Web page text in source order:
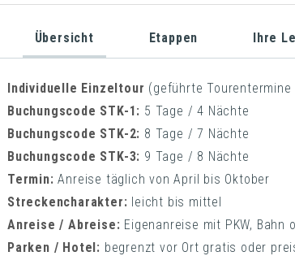
Übersicht Etappen Ihre
Individuelle Einzeltour (geführte
Buchungscode STK-1: 5 Tage / 4 Nächte
Buchungscode STK-2: 8 Tage / 7 Nächte
Buchungscode STK-3: 9 Tage / 8 Nächte
Termin:Anreise täglich von April bis Oktober
Streckencharakter: leicht bis mittel
Anreise / Abreise: Eigenanreise mit PKW,
Parken / Hotel: begrenzt vor Ort gratis oder